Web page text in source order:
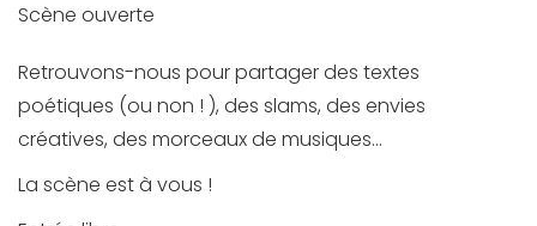
Scène ouverte
Retrouvons-nous pour partager des textes
poétiques (ou non ! ), des slams, des envies
créatives, des morceaux de musiques…
La scène est à vous !